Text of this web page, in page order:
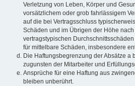
Verletzung von Leben, Körper und
vorsätzlichem oder grob fahrlässigem
auf die bei Vertragsschluss
Schäden und im Übrigen der Höhe nach
vertragstypischen
für mittelbare Schäden, insbesondere
Die Haftungsbegrenzung der Absätze a
zugunsten der Mitarbeiter und
Ansprüche für eine Haftung aus
bleiben unberührt.